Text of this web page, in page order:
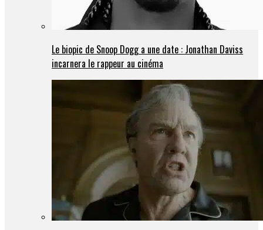
Le biopic de Snoop Dogg a une date : Jonathan Daviss
incarnera le rappeur au cinéma